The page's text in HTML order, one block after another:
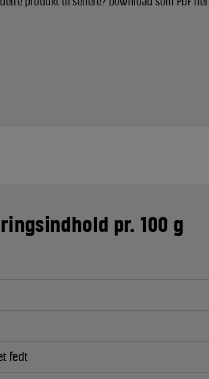
pr. 100 g
fedt